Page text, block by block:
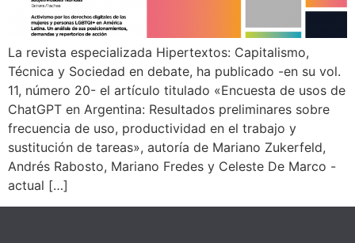
La revista especializada Hipertextos: Capitalismo,
Técnica y Sociedad en debate, ha publicado -en su vol.
11, número 20- el artículo titulado «Encuesta de usos de
ChatGPT en Argentina: Resultados preliminares sobre
frecuencia de uso, productividad en el trabajo y
sustitución de tareas», autoría de Mariano Zukerfeld,
Andrés Rabosto, Mariano Fredes y Celeste De Marco -
actual […]